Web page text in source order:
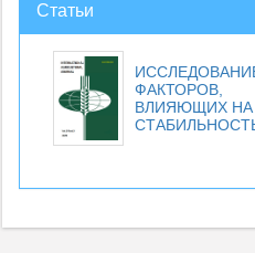
Статьи
ФАКТОРОВ,
ВЛИЯЮЩИХ НА